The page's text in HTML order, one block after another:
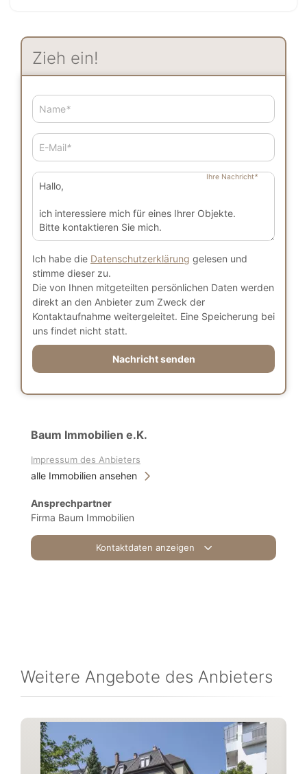
Zieh ein!
Name*
E-Mail*
Ihre Nachricht*
Ich habe die Datenschutzerklärung gelesen und
stimme dieser zu.
Die von Ihnen mitgeteilten persönlichen Daten werden
direkt an den Anbieter zum Zweck der
Kontaktaufnahme weitergeleitet. Eine Speicherung bei
uns findet nicht statt.
Nachricht senden
Baum Immobilien e.K.
Impressum des Anbieters
alle Immobilien ansehen
Ansprechpartner
Firma Baum Immobilien
Kontaktdaten anzeigen
Weitere Angebote des Anbieters